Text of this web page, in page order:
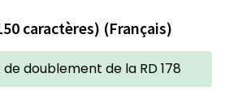
caractères) (Français)
doublement de la RD 178